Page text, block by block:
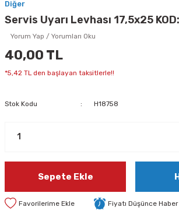
Diğer
Servis Uyarı Levhası 17,5x25
Yorum Yap / Yorumları Oku
40,00 TL
*5,42 TL den başlayan taksitlerle!!
Stok Kodu H18758
Sepete Ekle
Fiyatı Düşünce Haber